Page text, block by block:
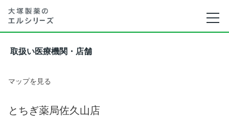
取扱い医療機関・店舗
マップを見る
とちぎ薬局佐久山店